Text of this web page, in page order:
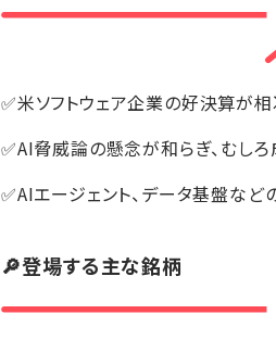
✅米ソフトウェア企業の好決算が
✅AI脅威論の懸念が和らぎ、むし
✅AIエージェント、データ基盤など
🔎登場する主な銘柄